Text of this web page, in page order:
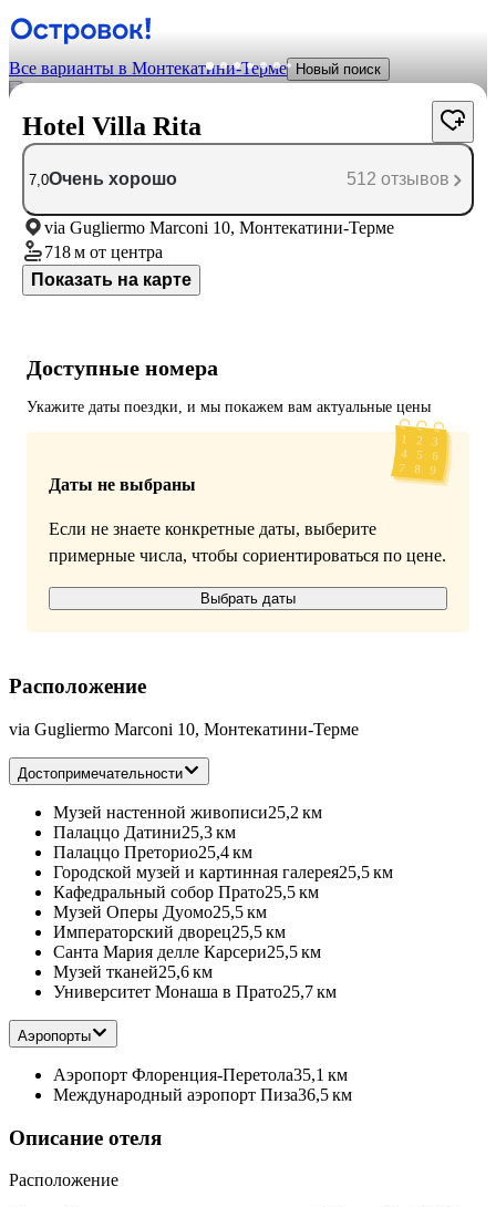
Все варианты в Монтекатини-Терме Новый поиск
Hotel Villa Rita
7,0Очень хорошо 512 отзывов
via Gugliermo Marconi 10, Монтекатини-Терме
718 м от центра
Показать на карте
Доступные номера
Укажите даты поездки, и мы покажем вам актуальные цены
Даты не выбраны
Если не знаете конкретные даты, выберите
примерные числа, чтобы сориентироваться по цене.
Выбрать даты
Расположение
via Gugliermo Marconi 10, Монтекатини-Терме
Достопримечательности
Музей настенной живописи25,2 км
Палаццо Датини25,3 км
Палаццо Преторио25,4 км
Городской музей и картинная галерея25,5 км
Кафедральный собор Прато25,5 км
Музей Оперы Дуомо25,5 км
Императорский дворец25,5 км
Санта Мария делле Карсери25,5 км
Музей тканей25,6 км
Университет Монаша в Прато25,7 км
Аэропорты
Аэропорт Флоренция-Перетола35,1 км
Международный аэропорт Пиза36,5 км
Описание отеля
Расположение